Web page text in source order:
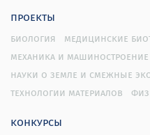
проекты
биология
медицинские
механика и машиностроение
науки о земле и смежные
технологии материалов
конкурсы